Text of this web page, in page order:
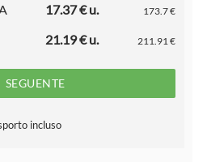
17.37 € u. 173.7 €
21.19 € u. 211.91 €
SEGUENTE
incluso